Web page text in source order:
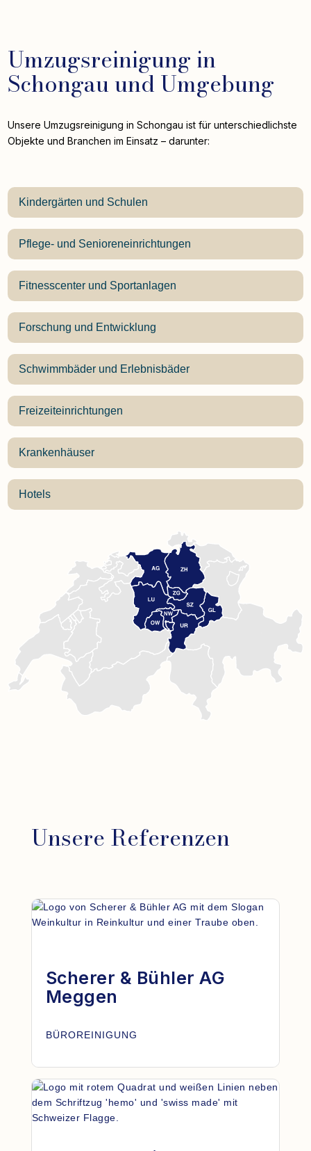
Umzugsreinigung in
Schongau und Umgebung
Unsere Umzugsreinigung in Schongau ist für unterschiedlichste
Objekte und Branchen im Einsatz – darunter:
Kindergärten und Schulen
Pflege- und Senioreneinrichtungen
Fitnesscenter und Sportanlagen
Forschung und Entwicklung
Schwimmbäder und Erlebnisbäder
Freizeiteinrichtungen
Krankenhäuser
Hotels
Unsere Referenzen
Scherer & Bühler AG
Meggen
BÜROREINIGUNG